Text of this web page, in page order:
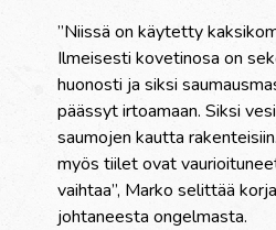
”Niissä on käytetty
Ilmeisesti kovetinosa on
huonosti ja siksi
päässyt irtoamaan. Siksi
saumojen kautta
myös tiilet ovat
vaihtaa”, Marko selittää
johtaneesta ongelmasta.